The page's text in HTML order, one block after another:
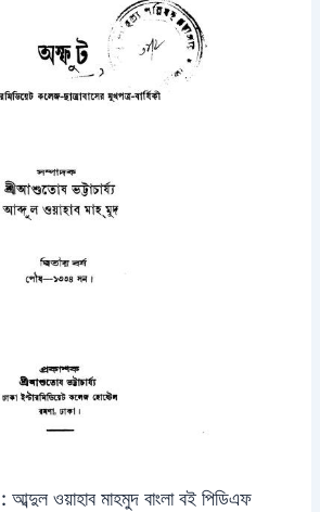
ওয়াহাব মাহমুদ বাংলা বই পিডিএফ